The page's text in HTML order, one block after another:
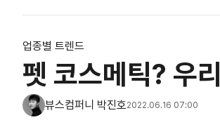
업종별 트렌드
펫 코스메틱? 우
뷰스컴퍼니 박진호2022.06.16 07:00